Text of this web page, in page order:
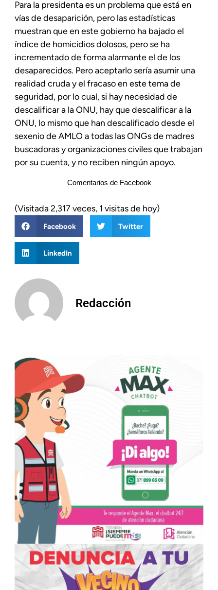
Para la presidenta es un problema que está en
vías de desaparición, pero las estadísticas
muestran que en este gobierno ha bajado el
índice de homicidios dolosos, pero se ha
incrementado de forma alarmante el de los
desaparecidos. Pero aceptarlo sería asumir una
realidad cruda y el fracaso en este tema de
seguridad, por lo cual, si hay necesidad de
descalificar a la ONU, hay que descalificar a la
ONU, lo mismo que han descalificado desde el
sexenio de AMLO a todas las ONGs de madres
buscadoras y organizaciones civiles que trabajan
por su cuenta, y no reciben ningún apoyo.
Comentarios de Facebook
(Visitada 2,317 veces, 1 visitas de hoy)
Facebook Twitter
LinkedIn
Redacción